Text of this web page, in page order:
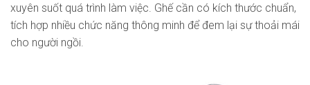
xuyên suốt quá trình làm việc. Ghế cần có kích thước chuẩn,
tích hợp nhiều chức năng thông minh để đem lại sự thoải mái
cho người ngồi.